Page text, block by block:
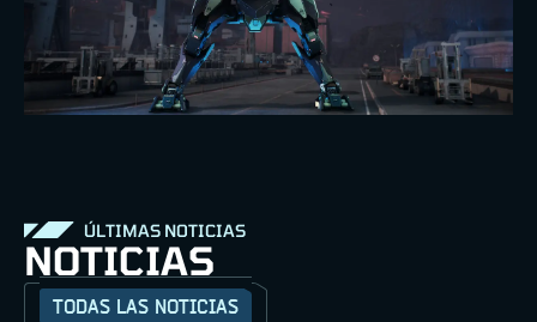
ÚLTIMAS NOTICIAS
NOTICIAS
TODAS LAS NOTICIAS